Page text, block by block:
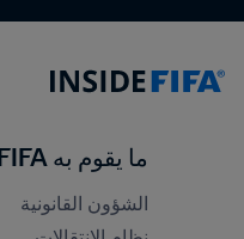
ما يقوم به FIFA
الشؤون القانونية